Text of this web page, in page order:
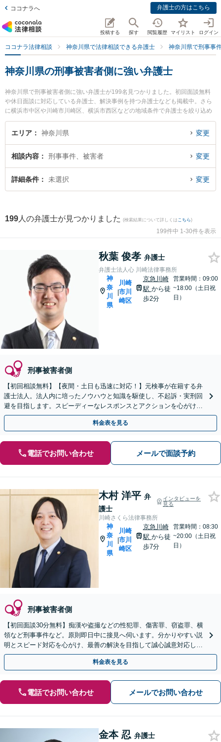
ココナラへ 弁護士の方はこちら
投稿する 探す 閲覧履歴 マイリスト ログイン
ココナラ法律相談 神奈川県で法律相談できる弁護士 神奈川県で刑事事
神奈川県の刑事被害者側に強い弁護士
神奈川県で刑事被害者側に強い弁護士が199名見つかりました。初回面談無料
や休日面談に対応している弁護士、解決事例を持つ弁護士なども掲載中。さら
に横浜市中区や川崎市川崎区、横浜市西区などの地域条件で弁護士を絞り込め
ます。刑事事件に関係する加害者側や少年事件、再犯・前科あり等の細かな分
野での絞り込み検索もでき便利です。特に弁護士法人心 川崎法律事務所の秋葉
が注目されています。『神奈川県で土日や夜間に発生した刑事被害者側のトラ
ブルを今すぐに弁護士に相談したい』『刑事被害者側のトラブル解決の実績豊
富な近くの弁護士を検索したい』『初回相談無料で刑事被害者側を法律相談で
エリア 神奈川県 変更
相談内容 刑事事件、被害者 変更
詳細条件 未選択 変更
199 人の弁護士が見つかりました (検索結果について詳しくは こちら)
199件中 1-30件を表示
秋葉 俊孝 弁護士
弁護士法人心 川崎法律事務所
神
奈
川
県
|
川崎
市川
崎区
京急川崎
駅 から徒
歩2分
営業時間：09:00
~18:00（土日祝
日）
刑事被害者側
【初回相談無料】【夜間・土日も迅速に対応！】元検事が在籍する弁
護士法人。法人内に培ったノウハウと知識を駆使し、不起訴・実刑回
避を目指します。スピーディーなレスポンスとアクションを心がけ、
最善の解決を目指します【電話相談可】
料金表を見る
電話でお問い合わせ メールで面談予約
木村 洋平 弁
護士
インタビューを
見る
川崎さくら法律事務所
神
奈
川
県
|
川崎
市川
崎区
京急川崎
駅 から徒
歩7分
営業時間：08:30
~20:00（土日祝
日）
刑事被害者側
【初回面談30分無料】痴漢や盗撮などの性犯罪、傷害罪、窃盗罪、横
領など刑事事件など。原則即日中に接見へ伺います。分かりやすい説
明とスピード対応を心がけ、最善の解決を目指して誠心誠意対応しま
す【土日・夜間面談OK】【オンライン相談可】
料金表を見る
電話でお問い合わせ メールでお問い合わせ
金本 忍 弁護士